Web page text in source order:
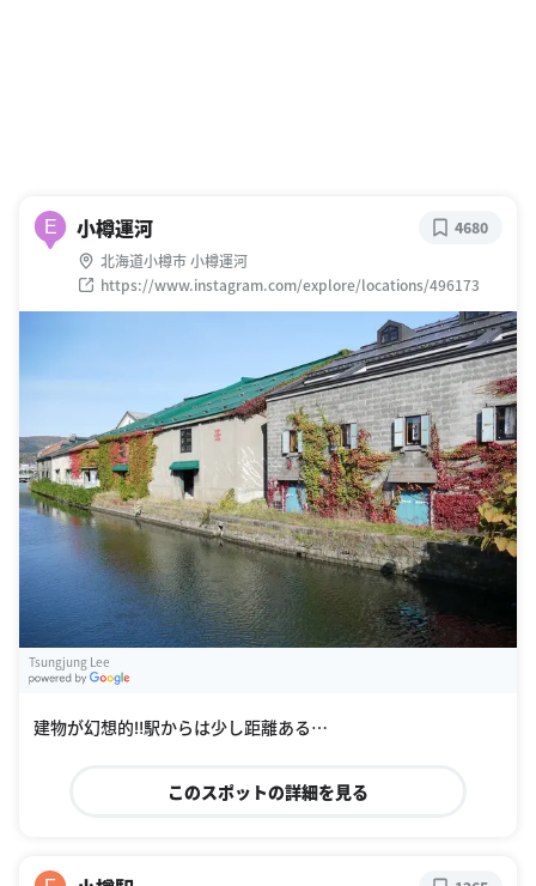
E 小樽運河
北海道小樽市 小樽運河
https://www.instagram.com/explore/locations/496173
4680
Tsungjung Lee
建物が幻想的‼︎駅からは少し距離ある…
このスポットの詳細を見る